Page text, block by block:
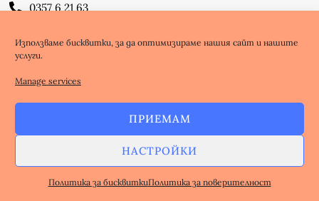
Използваме бисквитки, за да оптимизираме нашия сайт и нашите
услуги.
Manage services
ПРИЕМАМ
НАСТРОЙКИ
Политика за бисквиткиПолитика за поверителност
0357 6 21 63
info-1302623@edu.mon.bg
Facebook
Youtube
Copyright @ nbnet.org
Политика за поверителност